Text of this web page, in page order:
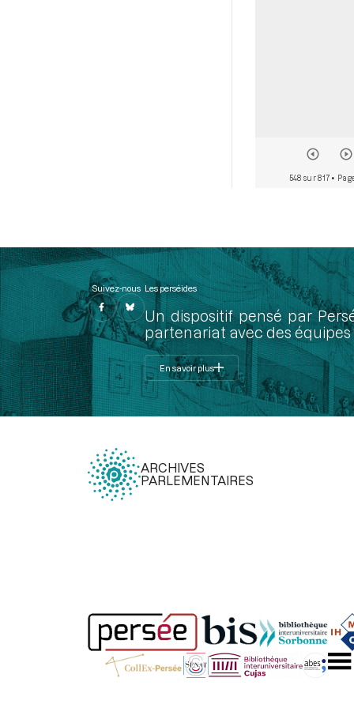
548 sur 817 •
Suivez-nous Les perséides
Un dispositif pensé par
partenariat avec des
En savoir plus
ARCHIVES
PARLEMENTAIRES